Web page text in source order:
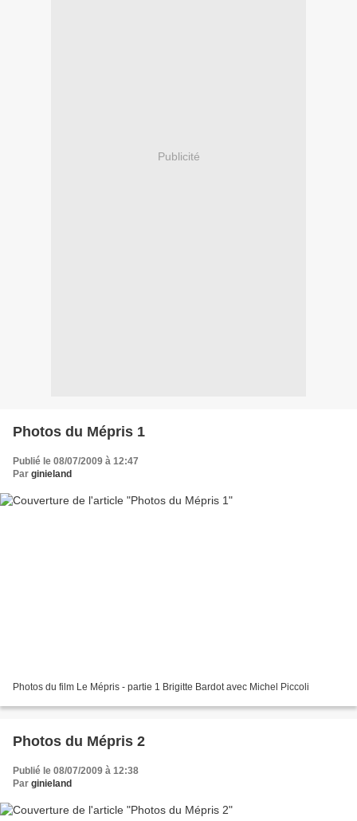
Publicité
Photos du Mépris 1
Publié le 08/07/2009 à 12:47
Par ginieland
Photos du film Le Mépris - partie 1 Brigitte Bardot avec Michel Piccoli
Photos du Mépris 2
Publié le 08/07/2009 à 12:38
Par ginieland